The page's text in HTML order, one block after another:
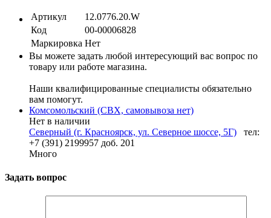
Артикул
12.0776.20.W
Код
00-00006828
Маркировка Нет
Вы можете задать любой интересующий вас вопрос по
товару или работе магазина.
Наши квалифицированные специалисты обязательно
вам помогут.
Комсомольский (СВХ, самовывоза нет)
Нет в наличии
Северный (г. Красноярск, ул. Северное шоссе, 5Г)
тел:
+7 (391) 2199957 доб. 201
Много
Задать вопрос